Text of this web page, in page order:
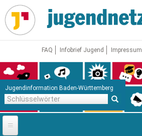
Direkt
zum
Inhalt
FAQ Infobrief Jugend Impressum
Jugendinformation Baden-Württemberg